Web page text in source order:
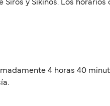
y Síkinos. Los horarios
4 horas 40